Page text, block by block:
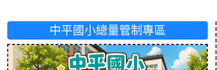
中平國小總量管制專區